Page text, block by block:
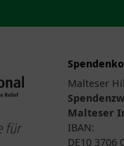
für
Malteser
Malteser
IBAN:
DE10 3706